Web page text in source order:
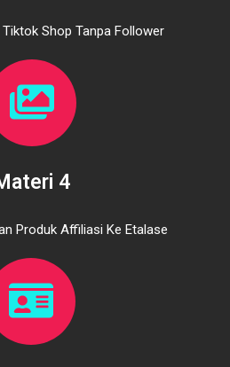
Shop Tanpa Follower
4
Produk Affiliasi Ke Etalase